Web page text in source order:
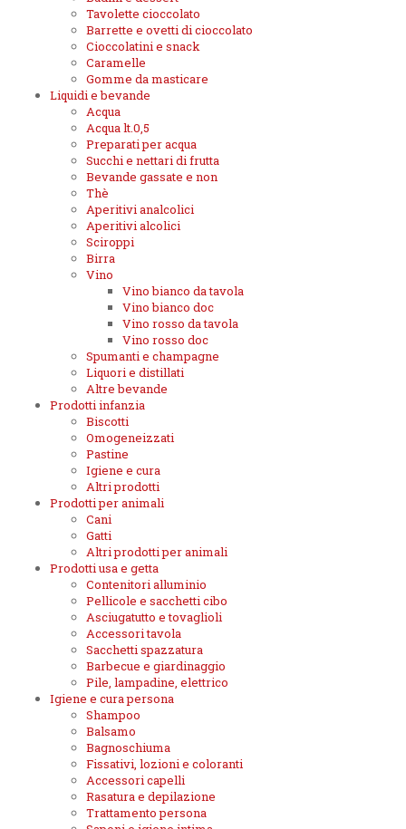
Tavolette cioccolato
Barrette e ovetti di cioccolato
Cioccolatini e snack
Caramelle
Gomme da masticare
Liquidi e bevande
Acqua
Acqua lt.0,5
Preparati per acqua
Succhi e nettari di frutta
Bevande gassate e non
Thè
Aperitivi analcolici
Aperitivi alcolici
Sciroppi
Birra
Vino
Vino bianco da tavola
Vino bianco doc
Vino rosso da tavola
Vino rosso doc
Spumanti e champagne
Liquori e distillati
Altre bevande
Prodotti infanzia
Biscotti
Omogeneizzati
Pastine
Igiene e cura
Altri prodotti
Prodotti per animali
Cani
Gatti
Altri prodotti per animali
Prodotti usa e getta
Contenitori alluminio
Pellicole e sacchetti cibo
Asciugatutto e tovaglioli
Accessori tavola
Sacchetti spazzatura
Barbecue e giardinaggio
Pile, lampadine, elettrico
Igiene e cura persona
Shampoo
Balsamo
Bagnoschiuma
Fissativi, lozioni e coloranti
Accessori capelli
Rasatura e depilazione
Trattamento persona